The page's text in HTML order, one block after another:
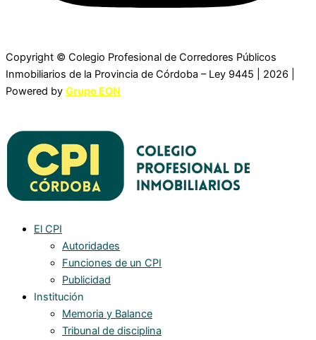
Copyright © Colegio Profesional de Corredores Públicos
Inmobiliarios de la Provincia de Córdoba – Ley 9445 | 2026 |
Powered by Grupo EON
El CPI
Autoridades
Funciones de un CPI
Publicidad
Institución
Memoria y Balance
Tribunal de disciplina